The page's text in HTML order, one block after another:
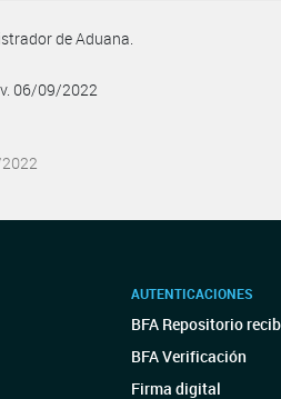
de Aduana.
06/09/2022
AUTENTICACIONES
BFA Repositorio
BFA Verificación
Firma digital